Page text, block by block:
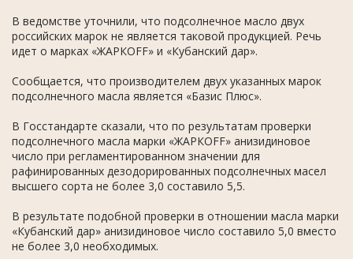
В ведомстве уточнили, что подсолнечное масло двух
российских марок не является таковой продукцией. Речь
идет о марках «ЖАРКОFF» и «Кубанский дар».
Сообщается, что производителем двух указанных марок
подсолнечного масла является «Базис Плюс».
В Госстандарте сказали, что по результатам проверки
подсолнечного масла марки «ЖАРКОFF» анизидиновое
число при регламентированном значении для
рафинированных дезодорированных подсолнечных масел
высшего сорта не более 3,0 составило 5,5.
В результате подобной проверки в отношении масла марки
«Кубанский дар» анизидиновое число составило 5,0 вместо
не более 3,0 необходимых.